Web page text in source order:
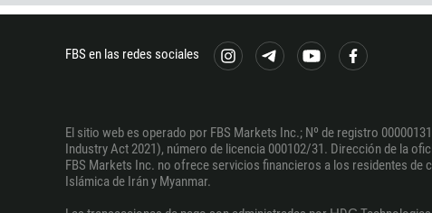
FBS en las redes sociales
El sitio web es operado por FBS Markets Inc.; Nº de registro
Industry Act 2021), número de licencia 000102/31. Dirección de la
FBS Markets Inc. no ofrece servicios financieros a los residentes de
Islámica de Irán y Myanmar.